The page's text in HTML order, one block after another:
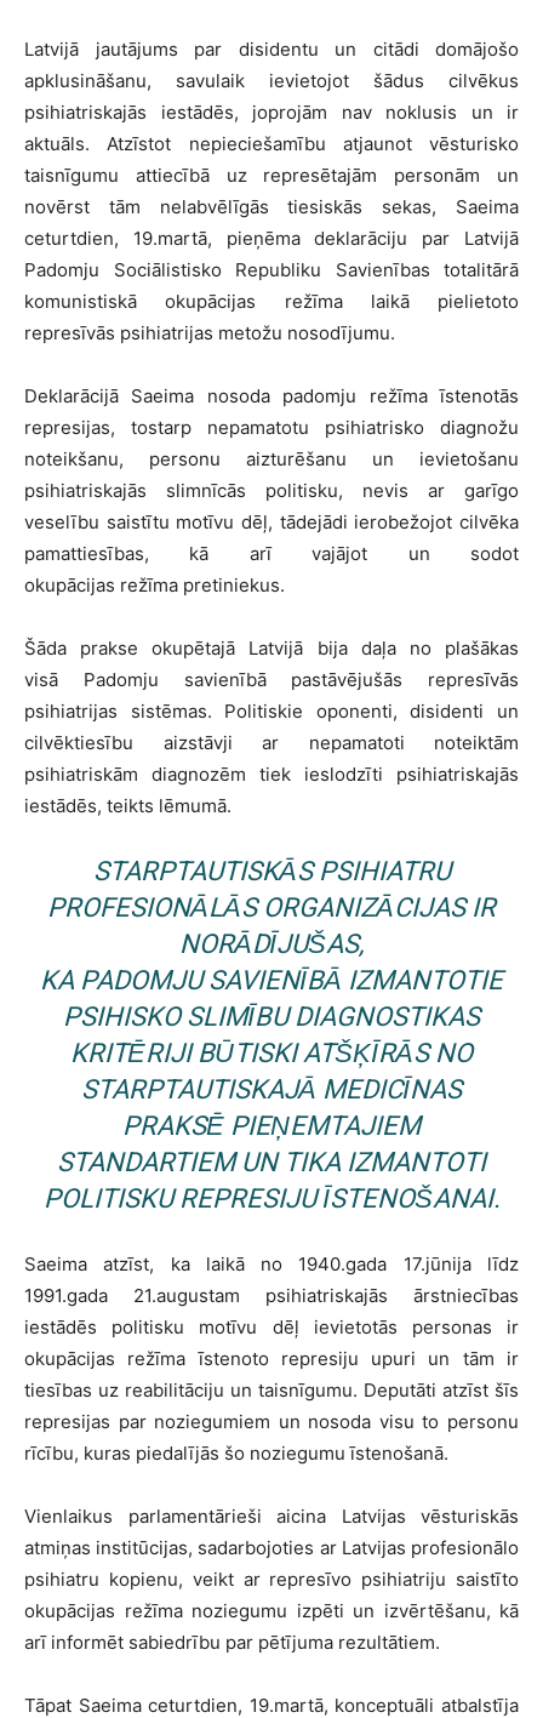
Latvijā jautājums par disidentu un citādi domājošo
apklusināšanu, savulaik ievietojot šādus cilvēkus
psihiatriskajās iestādēs, joprojām nav noklusis un ir
aktuāls. Atzīstot nepieciešamību atjaunot vēsturisko
taisnīgumu attiecībā uz represētajām personām un
novērst tām nelabvēlīgās tiesiskās sekas, Saeima
ceturtdien, 19.martā, pieņēma deklarāciju par Latvijā
Padomju Sociālistisko Republiku Savienības totalitārā
komunistiskā okupācijas režīma laikā pielietoto
represīvās psihiatrijas metožu nosodījumu.
Deklarācijā Saeima nosoda padomju režīma īstenotās
represijas, tostarp nepamatotu psihiatrisko diagnožu
noteikšanu, personu aizturēšanu un ievietošanu
psihiatriskajās slimnīcās politisku, nevis ar garīgo
veselību saistītu motīvu dēļ, tādejādi ierobežojot cilvēka
pamattiesības, kā arī vajājot un sodot
okupācijas režīma pretiniekus.
Šāda prakse okupētajā Latvijā bija daļa no plašākas
visā Padomju savienībā pastāvējušās represīvās
psihiatrijas sistēmas. Politiskie oponenti, disidenti un
cilvēktiesību aizstāvji ar nepamatoti noteiktām
psihiatriskām diagnozēm tiek ieslodzīti psihiatriskajās
iestādēs, teikts lēmumā.
STARPTAUTISKĀS PSIHIATRU
PROFESIONĀLĀS ORGANIZĀCIJAS IR
NORĀDĪJUŠAS,
KA PADOMJU SAVIENĪBĀ IZMANTOTIE
PSIHISKO SLIMĪBU DIAGNOSTIKAS
KRITĒRIJI BŪTISKI ATŠĶĪRĀS NO
STARPTAUTISKAJĀ MEDICĪNAS
PRAKSĒ PIEŅEMTAJIEM
STANDARTIEM UN TIKA IZMANTOTI
POLITISKU REPRESIJU ĪSTENOŠANAI.
Saeima atzīst, ka laikā no 1940.gada 17.jūnija līdz
1991.gada 21.augustam psihiatriskajās ārstniecības
iestādēs politisku motīvu dēļ ievietotās personas ir
okupācijas režīma īstenoto represiju upuri un tām ir
tiesības uz reabilitāciju un taisnīgumu. Deputāti atzīst šīs
represijas par noziegumiem un nosoda visu to personu
rīcību, kuras piedalījās šo noziegumu īstenošanā.
Vienlaikus parlamentārieši aicina Latvijas vēsturiskās
atmiņas institūcijas, sadarbojoties ar Latvijas profesionālo
psihiatru kopienu, veikt ar represīvo psihiatriju saistīto
okupācijas režīma noziegumu izpēti un izvērtēšanu, kā
arī informēt sabiedrību par pētījuma rezultātiem.
Tāpat Saeima ceturtdien, 19.martā, konceptuāli atbalstīja